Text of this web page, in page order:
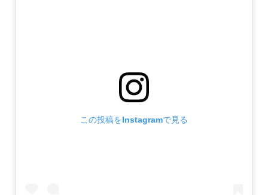
この投稿をInstagramで見る